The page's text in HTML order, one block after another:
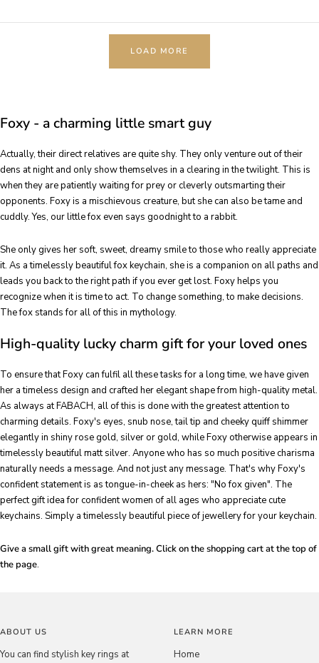
LOAD MORE
Foxy - a charming little smart guy
Actually, their direct relatives are quite shy. They only venture out of their
dens at night and only show themselves in a clearing in the twilight. This is
when they are patiently waiting for prey or cleverly outsmarting their
opponents. Foxy is a mischievous creature, but she can also be tame and
cuddly. Yes, our little fox even says goodnight to a rabbit.
She only gives her soft, sweet, dreamy smile to those who really appreciate
it. As a timelessly beautiful fox keychain, she is a companion on all paths and
leads you back to the right path if you ever get lost. Foxy helps you
recognize when it is time to act. To change something, to make decisions.
The fox stands for all of this in mythology.
High-quality lucky charm gift for your loved ones
To ensure that Foxy can fulfil all these tasks for a long time, we have given
her a timeless design and crafted her elegant shape from high-quality metal.
As always at FABACH, all of this is done with the greatest attention to
charming details. Foxy's eyes, snub nose, tail tip and cheeky quiff shimmer
elegantly in shiny rose gold, silver or gold, while Foxy otherwise appears in
timelessly beautiful matt silver. Anyone who has so much positive charisma
naturally needs a message. And not just any message. That's why Foxy's
confident statement is as tongue-in-cheek as hers: "No fox given". The
perfect gift idea for confident women of all ages who appreciate cute
keychains. Simply a timelessly beautiful piece of jewellery for your keychain.
Give a small gift with great meaning. Click on the shopping cart at the top of
the page.
ABOUT US
You can find stylish key rings at
LEARN MORE
Home